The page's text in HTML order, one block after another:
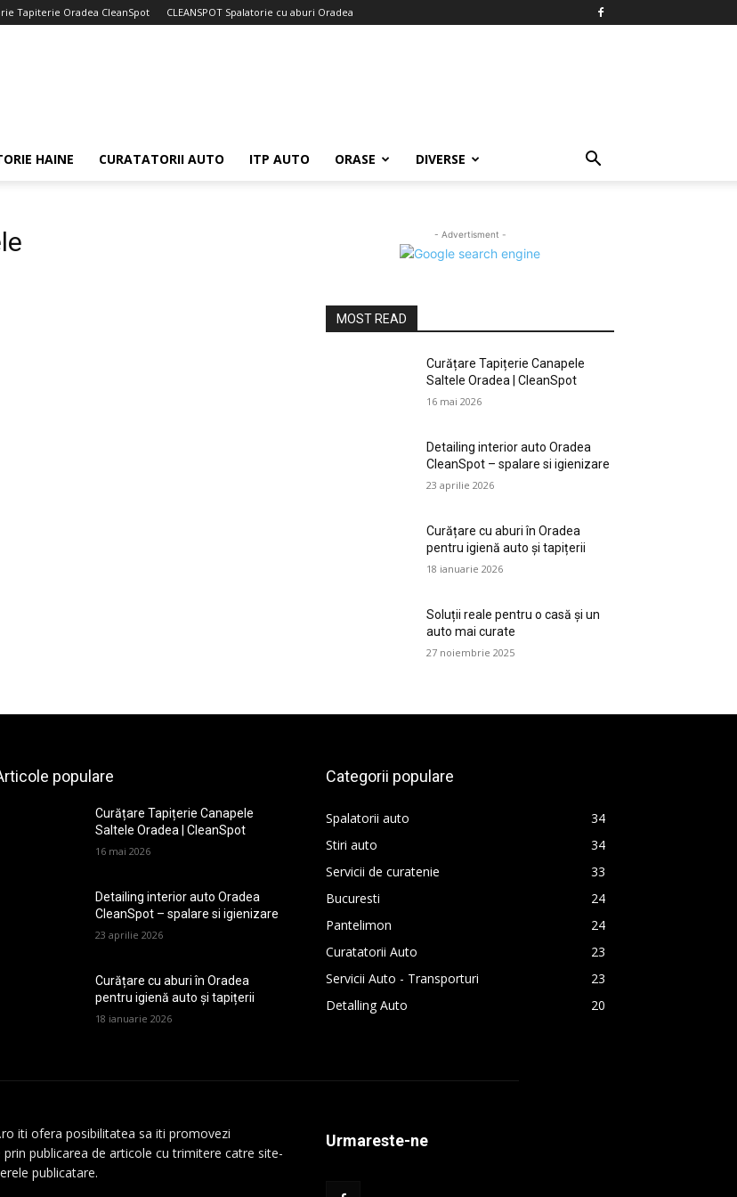
Tapiterie Oradea CleanSpot CLEANSPOT Spalatorie cu aburi Oradea
HAINE CURATATORII AUTO ITP AUTO ORASE DIVERSE
- Advertisment -
MOST READ
Curățare Tapițerie Canapele
Saltele Oradea | CleanSpot
16 mai 2026
Detailing interior auto Oradea
CleanSpot – spalare si igienizare
23 aprilie 2026
Curățare cu aburi în Oradea
pentru igienă auto și tapițerii
18 ianuarie 2026
Soluții reale pentru o casă și un
auto mai curate
27 noiembrie 2025
populare
Curățare Tapițerie Canapele
Saltele Oradea | CleanSpot
16 mai 2026
Detailing interior auto Oradea
CleanSpot – spalare si igienizare
23 aprilie 2026
Curățare cu aburi în Oradea
pentru igienă auto și tapițerii
18 ianuarie 2026
Categorii populare
Spalatorii auto
34
Stiri auto
34
Servicii de curatenie
33
Bucuresti
24
Pantelimon
24
Curatatorii Auto
23
Servicii Auto - Transporturi
23
Detalling Auto
20
iti ofera posibilitatea sa iti promovezi
publicarea de articole cu trimitere catre site-
publicatare.
Urmareste-ne